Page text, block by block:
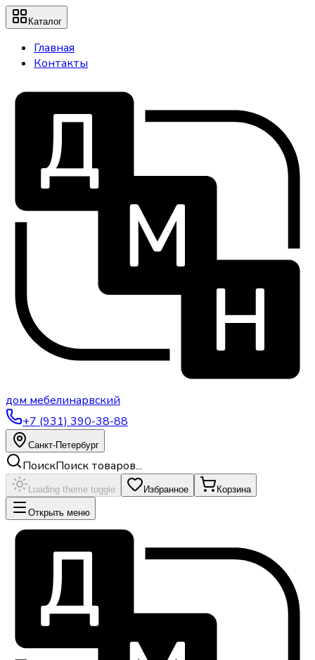
Каталог
Главная
Контакты
дом мебелинарвский
+7 (931) 390-38-88
Санкт-Петербург
ПоискПоиск товаров...
Loading theme toggle Избранное Корзина
Открыть меню